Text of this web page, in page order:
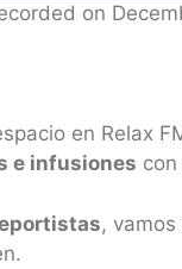
on
en Relax
e infusiones
,